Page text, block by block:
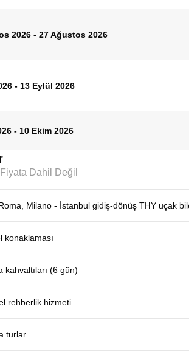
2026 - 27 Ağustos 2026
- 13 Eylül 2026
- 10 Ekim 2026
Fiyata Dahil Değil
Milano - İstanbul gidiş-dönüş THY uçak
konaklaması
kahvaltıları (6 gün)
rehberlik hizmeti
turlar